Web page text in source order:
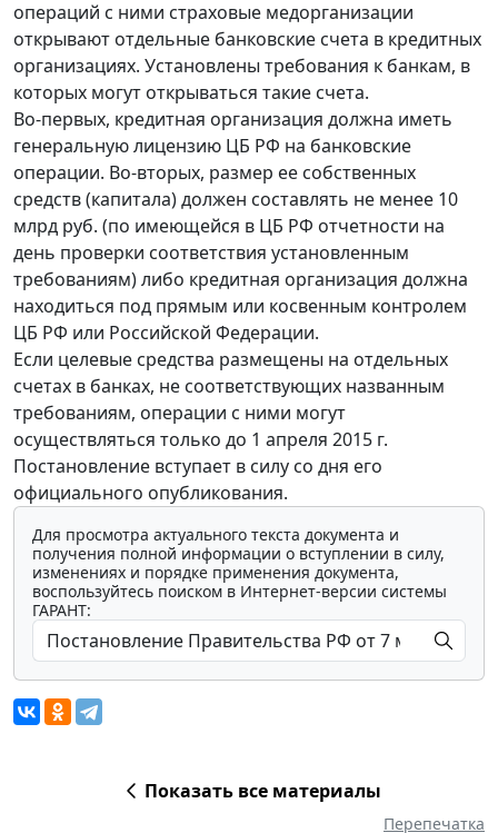
операций с ними страховые медорганизации
открывают отдельные банковские счета в кредитных
организациях. Установлены требования к банкам, в
которых могут открываться такие счета.
Во-первых, кредитная организация должна иметь
генеральную лицензию ЦБ РФ на банковские
операции. Во-вторых, размер ее собственных
средств (капитала) должен составлять не менее 10
млрд руб. (по имеющейся в ЦБ РФ отчетности на
день проверки соответствия установленным
требованиям) либо кредитная организация должна
находиться под прямым или косвенным контролем
ЦБ РФ или Российской Федерации.
Если целевые средства размещены на отдельных
счетах в банках, не соответствующих названным
требованиям, операции с ними могут
осуществляться только до 1 апреля 2015 г.
Постановление вступает в силу со дня его
официального опубликования.
Для просмотра актуального текста документа и
получения полной информации о вступлении в силу,
изменениях и порядке применения документа,
воспользуйтесь поиском в Интернет-версии системы
ГАРАНТ:
Показать все материалы
Перепечатка